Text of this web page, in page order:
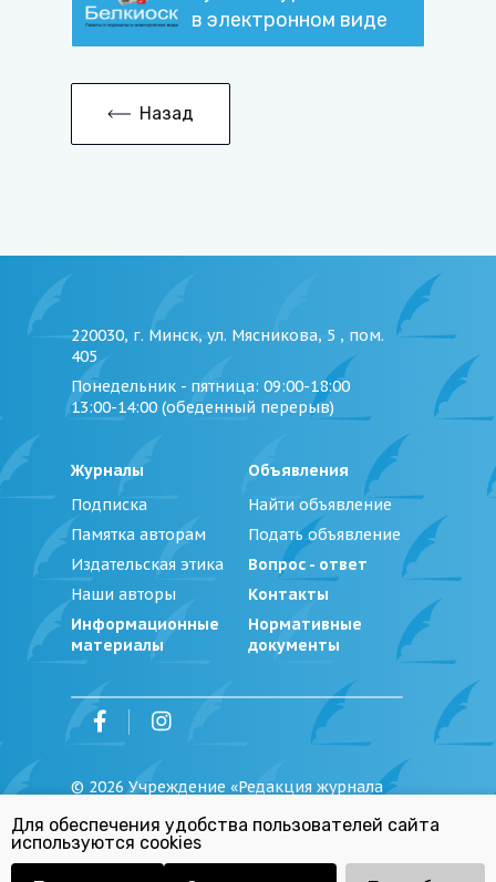
в электронном виде
Назад
220030, г. Минск, ул. Мясникова, 5 , пом.
405
Понедельник - пятница: 09:00-18:00
13:00-14:00 (обеденный перерыв)
Журналы
Подписка
Памятка авторам
Издательская этика
Наши авторы
Информационные
материалы
Объявления
Найти объявление
Подать объявление
Вопрос - ответ
Контакты
Нормативные
документы
© 2026 Учреждение «Редакция журнала
Политика обработки персональных
данных
Республиканский список экстремистских
материалов
Для обеспечения удобства пользователей сайта
используются cookies